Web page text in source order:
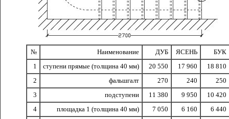
№ Наименование ДУБ ЯСЕНЬ
БУК
1
ступени прямые (толщина 40 мм) 20 550 17 960
18 810
2
фальшгалт 270 240
250
3
подступени 11 380 9 950
10 420
4
площадка 1 (толщина 40 мм) 7 050 6 160
6 440